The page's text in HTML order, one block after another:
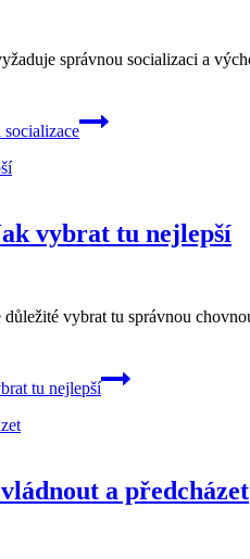
správnou socializaci a
vybrat tu nejlepší
vybrat tu správnou
tu nejlepší
a předcházet